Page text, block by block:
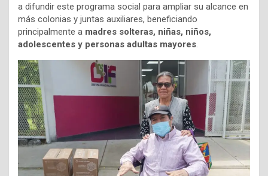
a difundir este programa social para ampliar su alcance en
más colonias y juntas auxiliares, beneficiando
principalmente a madres solteras, niñas, niños,
adolescentes y personas adultas mayores.